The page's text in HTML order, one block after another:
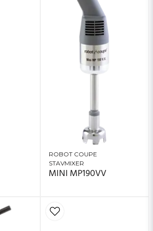
ROBOT COUPE
STAVMIXER
MINI MP190VV